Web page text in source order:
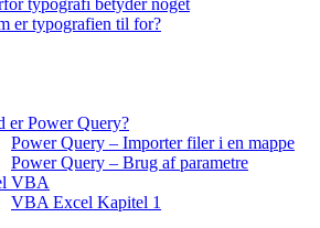
typografi betyder noget
er typografien til for?
er Power Query?
Power Query – Importer filer i en mappe
Power Query – Brug af parametre
VBA
VBA Excel Kapitel 1